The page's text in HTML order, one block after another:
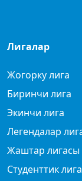
Лигалар
Жогорку лига
Биринчи лига
Экинчи лига
Легендалар
Жаштар лигасы
Студенттик лига